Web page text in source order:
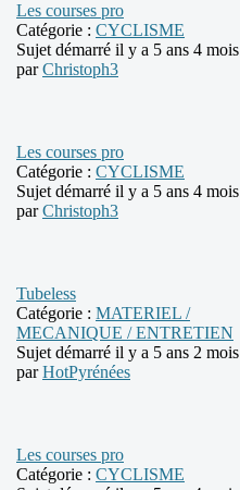
Les courses pro
Catégorie : CYCLISME
Sujet démarré il y a 5 ans 4 mois
parChristoph3
Les courses pro
Catégorie : CYCLISME
Sujet démarré il y a 5 ans 4 mois
parChristoph3
Tubeless
Catégorie : MATERIEL /
MECANIQUE / ENTRETIEN
Sujet démarré il y a 5 ans 2 mois
parHotPyrénées
Les courses pro
Catégorie : CYCLISME